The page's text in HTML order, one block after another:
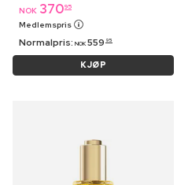
NOK 37095
Medlemspris
Normalpris: NOK 559 95
KJØP